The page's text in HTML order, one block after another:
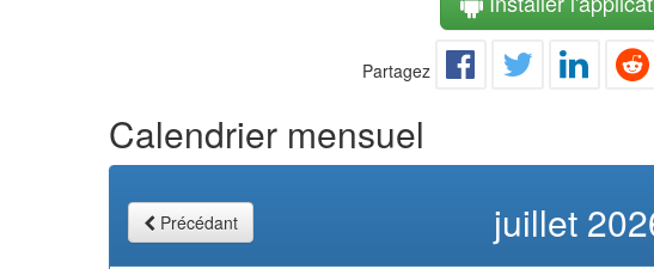
Partagez
Calendrier mensuel
Précédant juillet